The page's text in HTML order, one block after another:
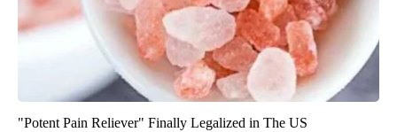
"Potent Pain Reliever" Finally Legalized in The US